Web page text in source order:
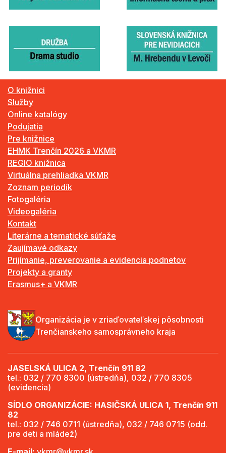
O knižnici
Služby
Online katalógy
Podujatia
Pre knižnice
EHMK Trenčín 2026 a VKMR
REGIO knižnica
Virtuálna prehliadka VKMR
Zoznam periodík
Fotogaléria
Videogaléria
Kontakt
Literárne a tematické súťaže
Zaujímavé odkazy
Prijímanie, preverovanie a evidencia podnetov
Projekty a granty
Erasmus+ a VKMR
Organizácia je v zriaďovateľskej pôsobnosti
Trenčianskeho samosprávneho kraja
JASELSKÁ ULICA 2, Trenčín 911 82
tel.: 032 / 770 8300 (ústredňa), 032 / 770 8305
(evidencia)
SÍDLO ORGANIZÁCIE: HASIČSKÁ ULICA 1, Trenčín 911
82
tel.: 032 / 746 0711 (ústredňa), 032 / 746 0715 (odd.
pre deti a mládež)